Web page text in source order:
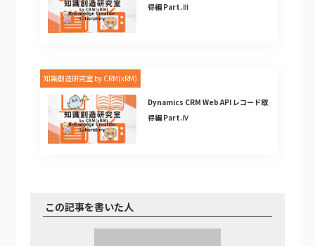
得編 Part.Ⅲ
知識創造研究室 by CRM(xRM)
Dynamics CRM Web API レコード取
得編 Part.Ⅳ
この記事を書いた人